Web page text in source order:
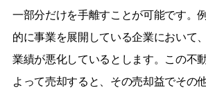
一部分だけを手離すことが可能です。
的に事業を展開している企業において
業績が悪化しているとします。この不
よって売却すると、その売却益でその